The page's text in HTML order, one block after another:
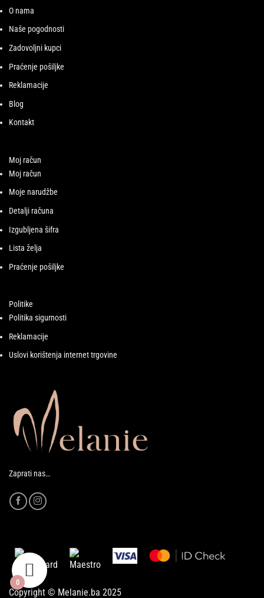
O nama
Naše pogodnosti
Zadovoljni kupci
Praćenje pošiljke
Reklamacije
Blog
Kontakt
Moj račun
Moj račun
Moje narudžbe
Detalji računa
Izgubljena šifra
Lista želja
Praćenje pošiljke
Politike
Politika sigurnosti
Reklamacije
Uslovi korištenja internet trgovine
Zaprati nas…
Copyright © Melanie.ba 2025
0